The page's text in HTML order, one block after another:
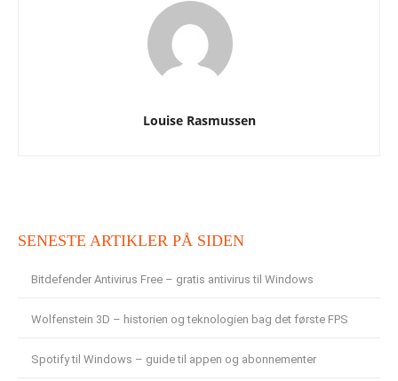
Louise Rasmussen
SENESTE ARTIKLER PÅ SIDEN
Bitdefender Antivirus Free – gratis antivirus til Windows
Wolfenstein 3D – historien og teknologien bag det første FPS
Spotify til Windows – guide til appen og abonnementer